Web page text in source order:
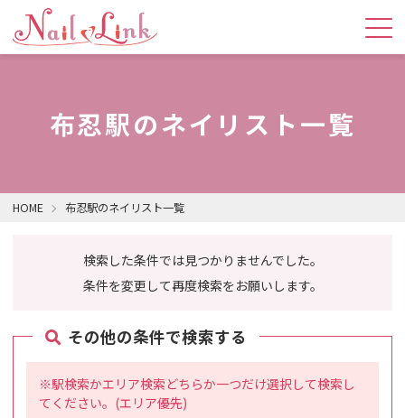
布忍駅のネイリスト一覧
HOME 布忍駅のネイリスト一覧
検索した条件では見つかりませんでした。
条件を変更して再度検索をお願いします。
その他の条件で検索する
※駅検索かエリア検索どちらか一つだけ選択して検索し
てください。(エリア優先)